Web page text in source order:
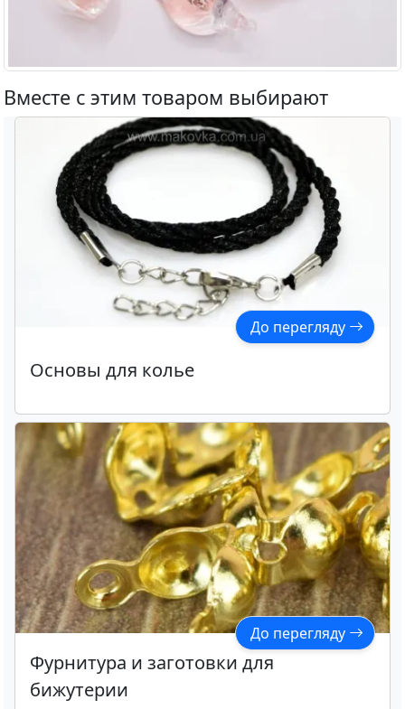
Вместе с этим товаром выбирают
До перегляду
Основы для колье
До перегляду
Фурнитура и заготовки для
бижутерии